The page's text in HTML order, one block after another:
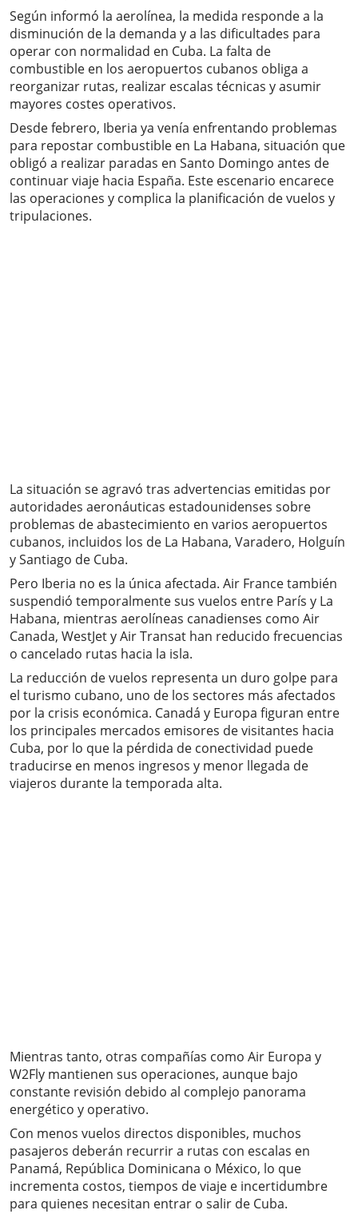
Según informó la aerolínea, la medida responde a la
disminución de la demanda y a las dificultades para
operar con normalidad en Cuba. La falta de
combustible en los aeropuertos cubanos obliga a
reorganizar rutas, realizar escalas técnicas y asumir
mayores costes operativos.
Desde febrero, Iberia ya venía enfrentando problemas
para repostar combustible en La Habana, situación que
obligó a realizar paradas en Santo Domingo antes de
continuar viaje hacia España. Este escenario encarece
las operaciones y complica la planificación de vuelos y
tripulaciones.
La situación se agravó tras advertencias emitidas por
autoridades aeronáuticas estadounidenses sobre
problemas de abastecimiento en varios aeropuertos
cubanos, incluidos los de La Habana, Varadero, Holguín
y Santiago de Cuba.
Pero Iberia no es la única afectada. Air France también
suspendió temporalmente sus vuelos entre París y La
Habana, mientras aerolíneas canadienses como Air
Canada, WestJet y Air Transat han reducido frecuencias
o cancelado rutas hacia la isla.
La reducción de vuelos representa un duro golpe para
el turismo cubano, uno de los sectores más afectados
por la crisis económica. Canadá y Europa figuran entre
los principales mercados emisores de visitantes hacia
Cuba, por lo que la pérdida de conectividad puede
traducirse en menos ingresos y menor llegada de
viajeros durante la temporada alta.
Mientras tanto, otras compañías como Air Europa y
W2Fly mantienen sus operaciones, aunque bajo
constante revisión debido al complejo panorama
energético y operativo.
Con menos vuelos directos disponibles, muchos
pasajeros deberán recurrir a rutas con escalas en
Panamá, República Dominicana o México, lo que
incrementa costos, tiempos de viaje e incertidumbre
para quienes necesitan entrar o salir de Cuba.